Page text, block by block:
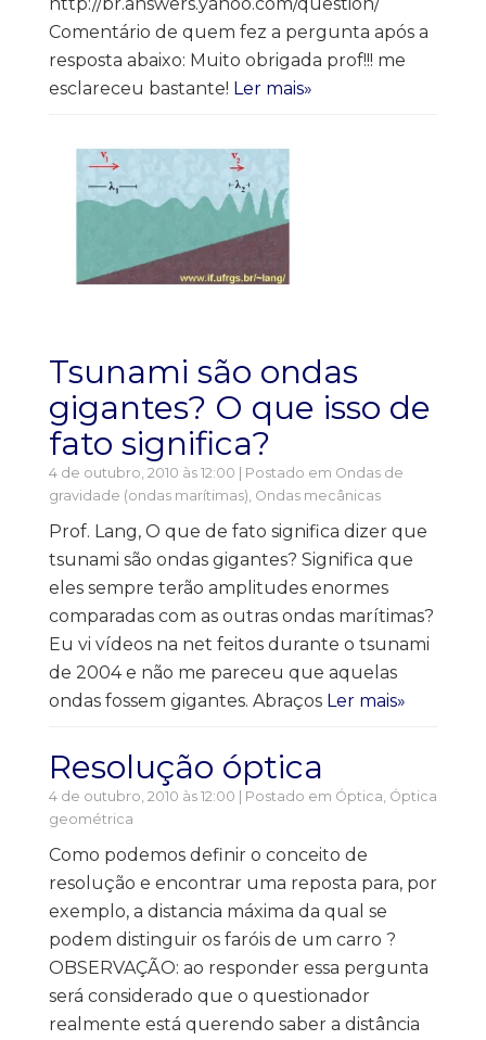
Comentário de quem fez a pergunta após a
resposta abaixo: Muito obrigada prof!!! me
esclareceu bastante! Ler mais»
Tsunami são ondas
gigantes? O que isso de
fato significa?
4 de outubro, 2010 às 12:00 | Postado em Ondas de
gravidade (ondas marítimas) Ondas mecânicas
Prof. Lang, O que de fato significa dizer que
tsunami são ondas gigantes? Significa que
eles sempre terão amplitudes enormes
comparadas com as outras ondas marítimas?
Eu vi vídeos na net feitos durante o tsunami
de 2004 e não me pareceu que aquelas
ondas fossem gigantes. Abraços Ler mais»
Resolução óptica
4 de outubro, 2010 às 12:00 | Postado em Óptica Óptica
geométrica
Como podemos definir o conceito de
resolução e encontrar uma reposta para, por
exemplo, a distancia máxima da qual se
podem distinguir os faróis de um carro ?
OBSERVAÇÃO: ao responder essa pergunta
será considerado que o questionador
realmente está querendo saber a distância